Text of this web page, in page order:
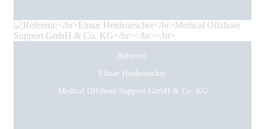
Referent:
Elmar Heidenescher
Medical Offshore Support GmbH & Co. KG